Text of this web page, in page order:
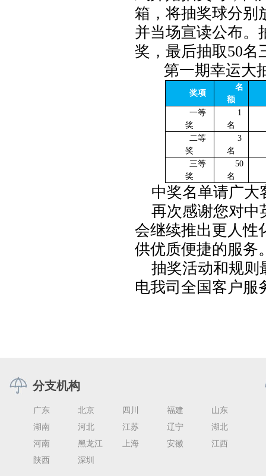
箱，将抽奖球分别
并当场宣读公布。
奖，最后抽取50名
第一期幸运大
奖项
名
额
一等
奖
1
名
二等
奖
3
名
三等
奖
50
名
中奖名单请广大
再次感谢您对中
会继续推出更人性
供优质便捷的服务
抽奖活动和规则
电我司全国客户服
分支机构
广东 北京 四川 福建
山东
湖南
河北 江苏 辽宁
湖北
河南
黑龙江 上海 安徽
江西
陕西
深圳